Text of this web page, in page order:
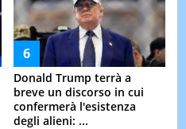
Donald Trump terrà a
breve un discorso in cui
confermerà l'esistenza
degli alieni: ...